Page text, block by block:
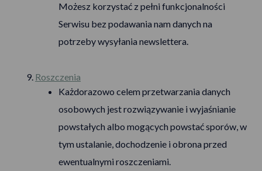
Możesz korzystać z pełni funkcjonalności
Serwisu bez podawania nam danych na
potrzeby wysyłania newslettera.
Roszczenia
Każdorazowo celem przetwarzania danych
osobowych jest rozwiązywanie i wyjaśnianie
powstałych albo mogących powstać sporów, w
tym ustalanie, dochodzenie i obrona przed
ewentualnymi roszczeniami.